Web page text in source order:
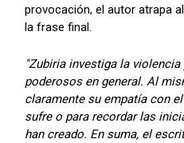
provocación, el autor atrapa
la frase final.
"Zubiria investiga la
poderosos en general. Al
claramente su empatía con
sufre o para recordar las
han creado. En suma, el